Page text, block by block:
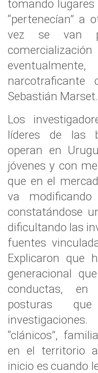
tomando lugares
“pertenecían” a
vez se van
Sebastián Marset.
Los
líderes de las
operan en
jóvenes y con
que en el
va
constatándose
dificultando las
fuentes
Explicaron que
generacional
conductas,
posturas
“clánicos”,
en el territorio
inicio es cuando